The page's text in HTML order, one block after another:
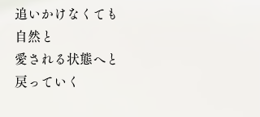
追いかけなくても
自然と
愛される状態へと
戻っていく